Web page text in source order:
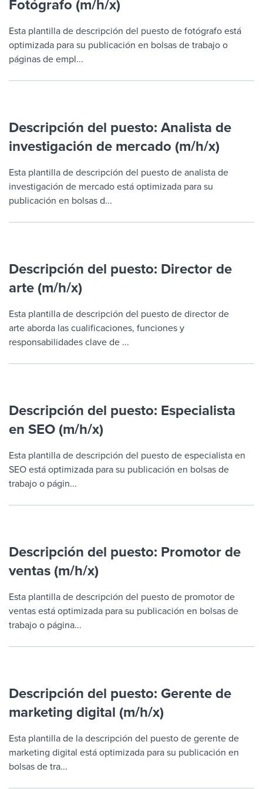
Evaluating candidates
Working together with others
Developing & retaining people
Finding and attracting people
Digitizing work processes
Job description templates
Interview question templates
Onboarding checklists
Free ebooks & reports
Workable Academy
I WANT TO LEARN ABOUT...
Applying for a job
Pay & benefits
Modern working life
Overall career resources
Explore Workable
Fotógrafo (m/h/x)
Esta plantilla de descripción del puesto de fotógrafo está
optimizada para su publicación en bolsas de trabajo o
páginas de empl...
Descripción del puesto: Analista de
investigación de mercado (m/h/x)
Esta plantilla de descripción del puesto de analista de
investigación de mercado está optimizada para su
publicación en bolsas d...
Descripción del puesto: Director de
arte (m/h/x)
Esta plantilla de descripción del puesto de director de
arte aborda las cualificaciones, funciones y
responsabilidades clave de ...
Descripción del puesto: Especialista
en SEO (m/h/x)
Esta plantilla de descripción del puesto de especialista en
SEO está optimizada para su publicación en bolsas de
trabajo o págin...
Descripción del puesto: Promotor de
ventas (m/h/x)
Esta plantilla de descripción del puesto de promotor de
ventas está optimizada para su publicación en bolsas de
trabajo o página...
Descripción del puesto: Gerente de
marketing digital (m/h/x)
Esta plantilla de la descripción del puesto de gerente de
marketing digital está optimizada para su publicación en
bolsas de tra...